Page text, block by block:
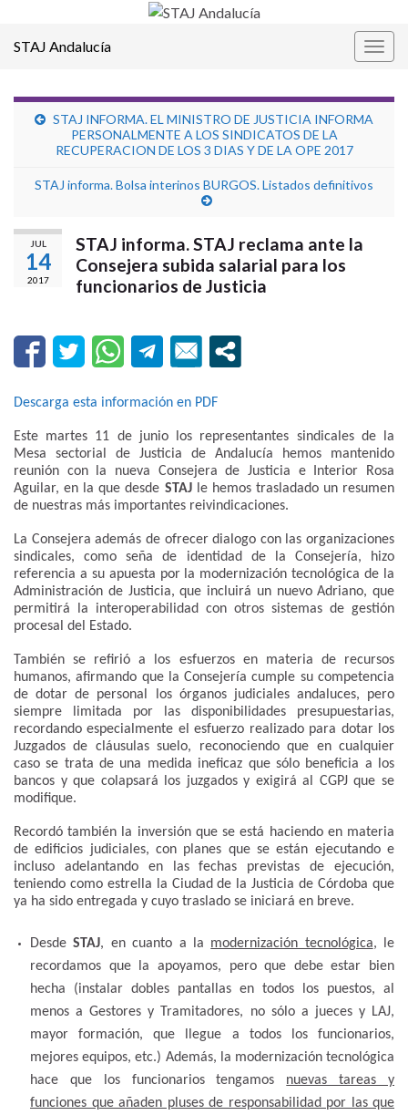
STAJ Andalucía
STAJ INFORMA. EL MINISTRO DE JUSTICIA INFORMA
PERSONALMENTE A LOS SINDICATOS DE LA
RECUPERACION DE LOS 3 DIAS Y DE LA OPE 2017
STAJ informa. Bolsa interinos BURGOS. Listados definitivos
JUL
14
2017
STAJ informa. STAJ reclama ante la
Consejera subida salarial para los
funcionarios de Justicia
Descarga esta información en PDF
Este martes 11 de junio los representantes sindicales de la
Mesa sectorial de Justicia de Andalucía hemos mantenido
reunión con la nueva Consejera de Justicia e Interior Rosa
Aguilar, en la que desde STAJle hemos trasladado un resumen
de nuestras más importantes reivindicaciones.
La Consejera además de ofrecer dialogo con las organizaciones
sindicales, como seña de identidad de la Consejería, hizo
referencia a su apuesta por la modernización tecnológica de la
Administración de Justicia, que incluirá un nuevo Adriano, que
permitirá la interoperabilidad con otros sistemas de gestión
procesal del Estado.
También se refirió a los esfuerzos en materia de recursos
humanos, afirmando que la Consejería cumple su competencia
de dotar de personal los órganos judiciales andaluces, pero
siempre limitada por las disponibilidades presupuestarias,
recordando especialmente el esfuerzo realizado para dotar los
Juzgados de cláusulas suelo, reconociendo que en cualquier
caso se trata de una medida ineficaz que sólo beneficia a los
bancos y que colapsará los juzgados y exigirá al CGPJ que se
modifique.
Recordó también la inversión que se está haciendo en materia
de edificios judiciales, con planes que se están ejecutando e
incluso adelantando en las fechas previstas de ejecución,
teniendo como estrella la Ciudad de la Justicia de Córdoba que
ya ha sido entregada y cuyo traslado se iniciará en breve.
DesdeSTAJ, en cuanto a la modernización tecnológica, le
recordamos que la apoyamos, pero que debe estar bien
hecha (instalar dobles pantallas en todos los puestos, al
menos a Gestores y Tramitadores, no sólo a jueces y LAJ,
mayor formación, que llegue a todos los funcionarios,
mejores equipos, etc.) Además, la modernización tecnológica
hace que los funcionarios tengamos nuevas tareas y
funciones que añaden pluses de responsabilidad por las que